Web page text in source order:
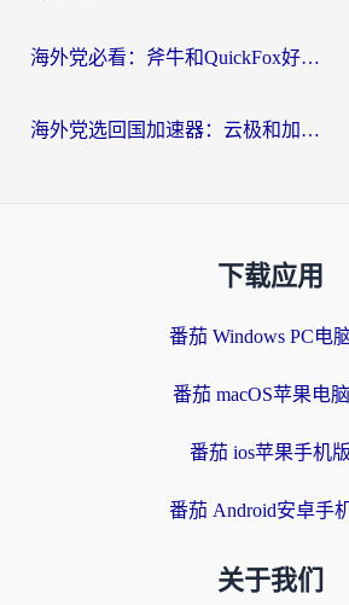
海外党必看：斧牛和QuickFox好用吗？3步选对回国加速器，无缝刷国内剧玩游戏
海外党选回国加速器：云极和加速喵哪个好？附3款热门工具实测对比
下载应用
番茄 Windows PC电
番茄 macOS苹果电
番茄 ios苹果手机版
番茄 Android安卓手
关于我们